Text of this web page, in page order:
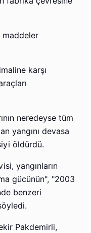
maddeler
karşı
neredeyse tüm
yangını devasa
öldürdü.
yangınların
gücünün", "2003
benzeri
Pakdemirli,